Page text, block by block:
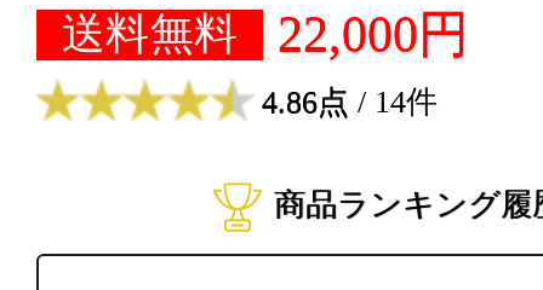
送料無料 22,000円
4.86点 / 14件
商品ランキング履